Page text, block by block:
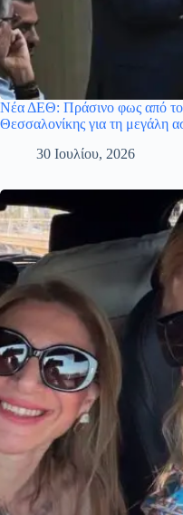
Νέα ΔΕΘ: Πράσινο φως από το
Θεσσαλονίκης για τη μεγάλη
30 Ιουλίου, 2026